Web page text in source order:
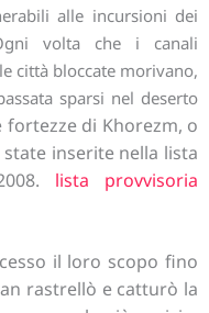
alle incursioni dei
volta che i canali
città bloccate morivano,
sparsi nel deserto
fortezze di Khorezm, o
inserite nella lista
lista provvisoria
il loro scopo fino
rastrellò e catturò la